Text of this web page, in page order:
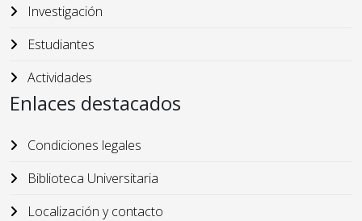
Investigación
Estudiantes
Actividades
Enlaces destacados
Condiciones legales
Biblioteca Universitaria
Localización y contacto